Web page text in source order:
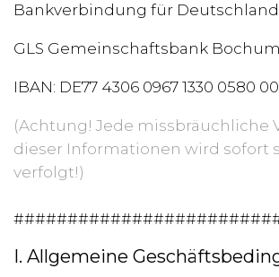
Bankverbindung für
GLS Gemeinschaftsbank Bochum
IBAN: DE77 4306 0967 1330 0580 00
(Achtung! Jede missbräuchliche
dieser Informationen wird sofort
verfolgt!)
I. Allgemeine